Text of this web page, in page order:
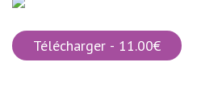
Télécharger - 11.00€